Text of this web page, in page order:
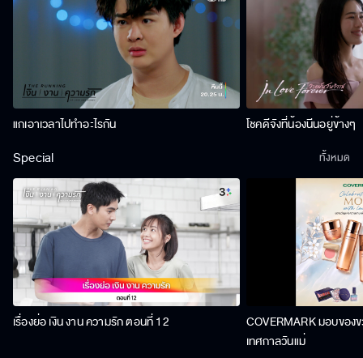
แกเอาเวลาไปทำอะไรกัน โชคดีจังที่น้องนีนอยู่ข้างๆ
Special
เรื่องย่อ เงิน งาน ความรัก ตอนที่ 12
COVERMARK มอบขอ
เทศกาลวันแม่
ทั้งหมด